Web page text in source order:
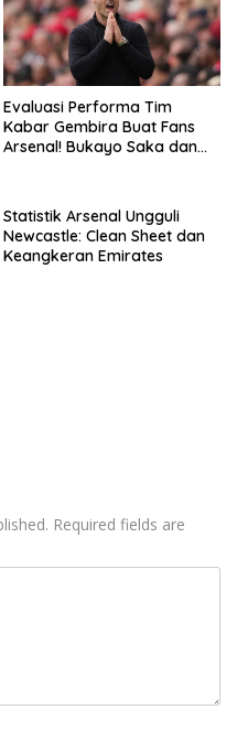
Evaluasi Performa Tim
Kabar Gembira Buat Fans
Arsenal! Bukayo Saka dan
Statistik Arsenal Ungguli
Newcastle: Clean Sheet dan
Keangkeran Emirates
Required fields are